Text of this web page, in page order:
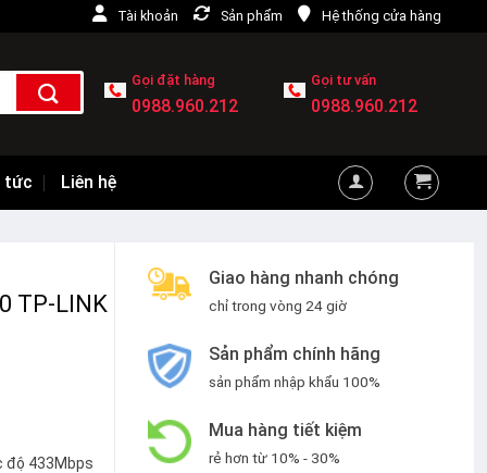
Tài khoản Sản phẩm Hệ thống cửa hàng
Gọi đặt hàng
0988.960.212
Gọi tư vấn
0988.960.212
tức Liên hệ
Giao hàng nhanh chóng
chỉ trong vòng 24 giờ
Sản phẩm chính hãng
sản phẩm nhập khẩu 100%
Mua hàng tiết kiệm
rẻ hơn từ 10% - 30%
TP-LINK
độ 433Mbps